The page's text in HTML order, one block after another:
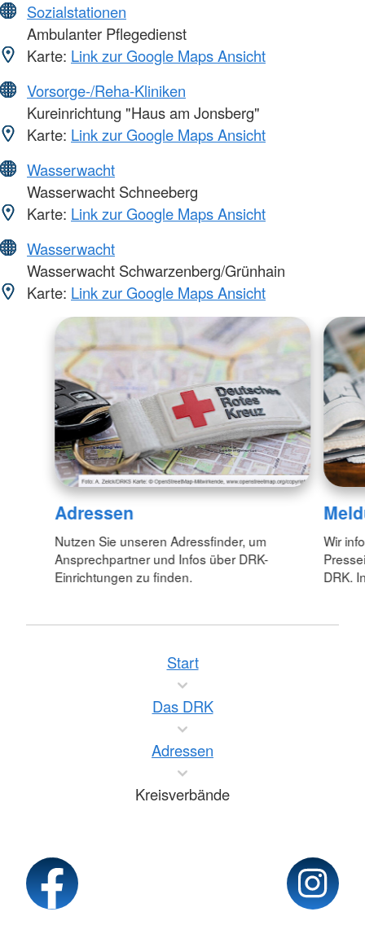
Sozialstationen
Ambulanter Pflegedienst
Karte: Link zur Google Maps Ansicht
Vorsorge-/Reha-Kliniken
Kureinrichtung "Haus am Jonsberg"
Karte: Link zur Google Maps Ansicht
Wasserwacht
Wasserwacht Schneeberg
Karte: Link zur Google Maps Ansicht
Wasserwacht
Wasserwacht Schwarzenberg/Grünhain
Karte: Link zur Google Maps Ansicht
Adressen
Nutzen Sie unseren Adressfinder, um
Ansprechpartner und Infos über DRK-
Einrichtungen zu finden.
Wir
DRK.
Start
Das DRK
Adressen
Kreisverbände